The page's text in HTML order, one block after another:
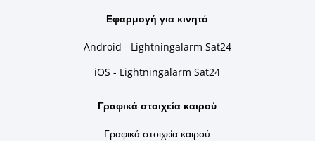
Εφαρμογή για κινητό
Android - Lightningalarm Sat24
iOS - Lightningalarm Sat24
Γραφικά στοιχεία καιρού
Γραφικά στοιχεία καιρού